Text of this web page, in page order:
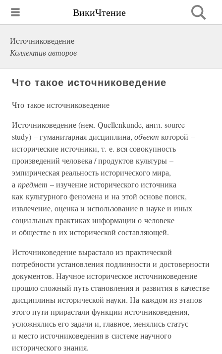
ВикиЧтение
Источниковедение
Коллектив авторов
Что такое источниковедение
Что такое источниковедение
Источниковедение (нем. Quellenkunde, англ. source
study) – гуманитарная дисциплина, объект которой –
исторические источники, т. е. вся совокупность
произведений человека / продуктов культуры –
эмпирическая реальность исторического мира,
а предмет – изучение исторического источника
как культурного феномена и на этой основе поиск,
извлечение, оценка и использование в науке и иных
социальных практиках информации о человеке
и обществе в их исторической составляющей.
Источниковедение вырастало из практической
потребности установления подлинности и достоверности
документов. Научное историческое источниковедение
прошло сложный путь становления и развития в качестве
дисциплины исторической науки. На каждом из этапов
этого пути прирастали функции источниковедения,
усложнялись его задачи и, главное, менялись статус
и место источниковедения в системе научного
исторического знания.